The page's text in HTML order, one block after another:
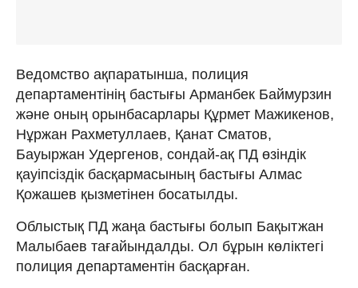
Ведомство ақпаратынша, полиция
департаментінің бастығы Арманбек Баймурзин
және оның орынбасарлары Құрмет Мажикенов,
Нұржан Рахметуллаев, Қанат Сматов,
Бауыржан Удергенов, сондай-ақ ПД өзіндік
қауіпсіздік басқармасының бастығы Алмас
Қожашев қызметінен босатылды.
Облыстық ПД жаңа бастығы болып Бақытжан
Малыбаев тағайындалды. Ол бұрын көліктегі
полиция департаментін басқарған.